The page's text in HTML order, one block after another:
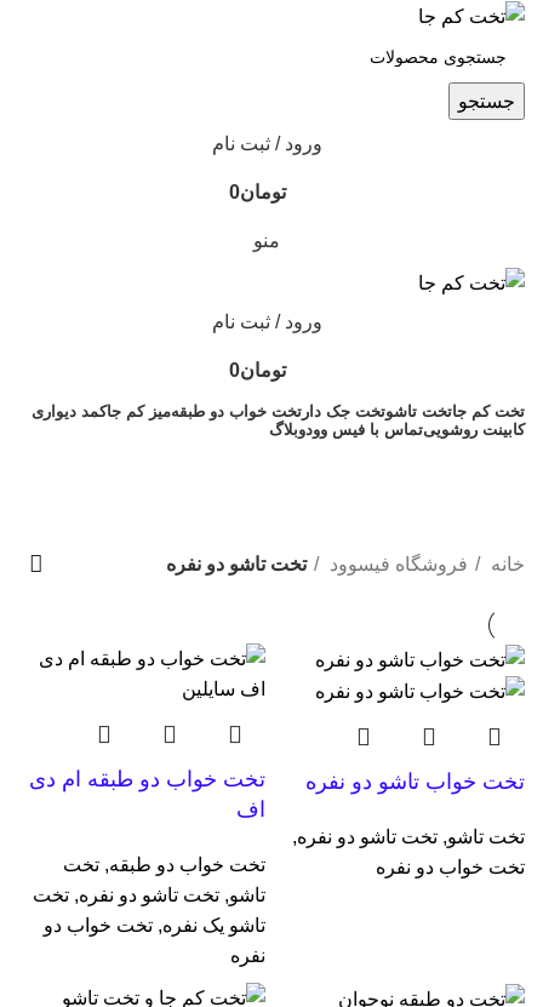
جستجو
ورود / ثبت نام
تومان0
منو
ورود / ثبت نام
تومان0
تخت کم جاتخت تاشوتخت جک دار تخت خواب دو طبقهمیز کم جاکمد دیواری
کابینت روشوییتماس با فیس وودوبلاگ
دسته بندی ها
خانه فروشگاه فیسوود تخت تاشو دو نفره
تخت خواب تاشو دو نفره
تخت تاشو, تخت تاشو دو نفره,
تخت خواب دو نفره
تخت خواب دو طبقه ام دی
اف
تخت خواب دو طبقه, تخت
تاشو, تخت تاشو دو نفره, تخت
تاشو یک نفره, تخت خواب دو
نفره